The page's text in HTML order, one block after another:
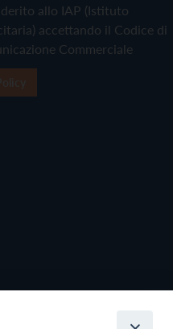
allo IAP (Istituto
accettando il Codice di
Commerciale